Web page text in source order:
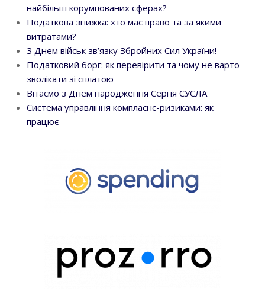
найбільш корумпованих сферах?
Податкова знижка: хто має право та за якими
витратами?
З Днем військ зв’язку Збройних Сил України!
Податковий борг: як перевірити та чому не варто
зволікати зі сплатою
Вітаємо з Днем народження Сергія СУСЛА
Система управління комплаєнс-ризиками: як
працює